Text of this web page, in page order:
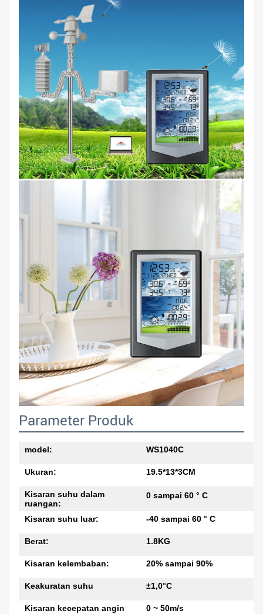
Parameter Produk
model: WS1040C
Ukuran: 19.5*13*3CM
Kisaran suhu dalam
ruangan:
0 sampai 60 ° C
Kisaran suhu luar: -40 sampai 60 ° C
Berat: 1.8KG
Kisaran kelembaban: 20% sampai 90%
Keakuratan suhu ±1,0°C
Kisaran kecepatan angin 0 ~ 50m/s